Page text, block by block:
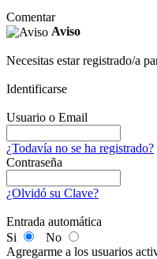
Comentar
Aviso
Necesitas estar registrado/a
Identificarse
Usuario o Email
¿Todavía no se ha registrado?
Contraseña
¿Olvidó su Clave?
Entrada automática
Si
No
Agregarme a los usuarios